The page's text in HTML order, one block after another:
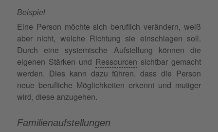
Beispiel
Eine Person möchte sich beruflich verändern, weiß
aber nicht, welche Richtung sie einschlagen soll.
Durch eine systemische Aufstellung können die
eigenen Stärken und Ressourcen sichtbar gemacht
werden. Dies kann dazu führen, dass die Person
neue berufliche Möglichkeiten erkennt und mutiger
wird, diese anzugehen.
Familienaufstellungen